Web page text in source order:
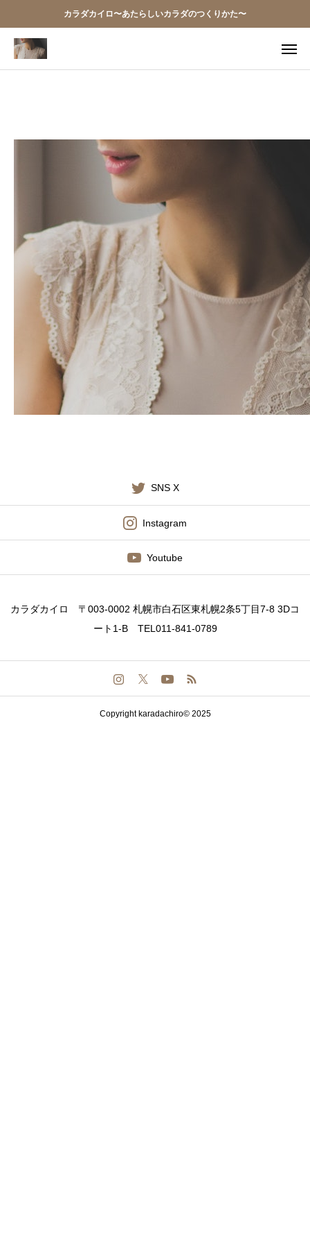
カラダカイロ〜あたらしいカラダのつくりかた〜
SNS X
Instagram
Youtube
カラダカイロ 〒003-0002 札幌市白石区東札幌2条5丁目7-8 3Dコ
ート1-B TEL011-841-0789
Copyright karadachiro© 2025
お問い合わせ
お知らせ
アクセス
施術案内
施術料金